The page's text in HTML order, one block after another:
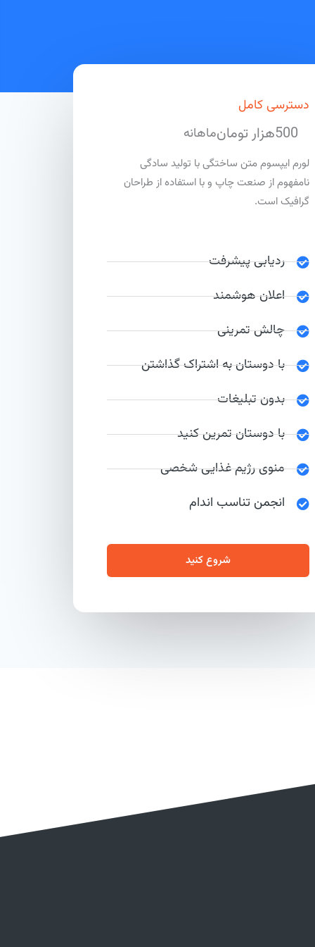
دسترسی کامل
500هزار تومان ماهانه
لورم ایپسوم متن ساختگی با تولید سادگی
نامفهوم از صنعت چاپ و با استفاده از طراحان
گرافیک است.
ردیابی پیشرفت
اعلان هوشمند
چالش تمرینی
با دوستان به اشتراک گذاشتن
بدون تبلیغات
با دوستان تمرین کنید
منوی رژیم غذایی شخصی
انجمن تناسب اندام
شروع کنید